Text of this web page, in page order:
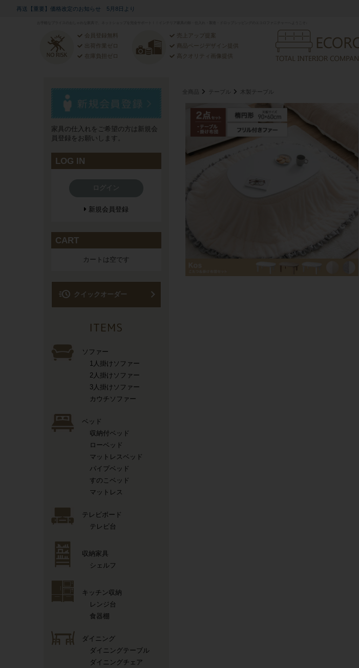
再送【重要】価格改定のお知らせ 5月8日より
会員登録無料
出荷作業ゼロ
在庫負担ゼロ
売上アップ提案
商品ページデザイン提供
高クオリティ画像提供
全商品 テーブル 木製テーブル
家具の仕入れをご希望の方は新規会
員登録をお願いします。
LOG IN
新規会員登録
CART
カートは空です
acute クイックオーダー
ソファー
1人掛けソファー
2人掛けソファー
3人掛けソファー
カウチソファー
ベッド
収納付ベッド
ローベッド
マットレスベッド
パイプベッド
すのこベッド
マットレス
テレビボード
テレビ台
収納家具
シェルフ
キッチン収納
レンジ台
食器棚
ダイニング
ダイニングテーブル
ダイニングチェア